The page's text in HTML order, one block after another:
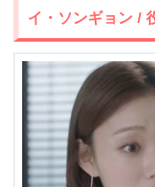
イ・ソンギョン /